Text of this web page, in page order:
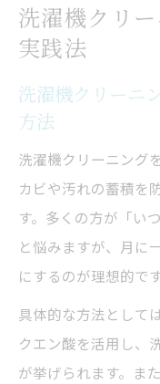
理由
失敗しない
め方
洗濯機ク
説
メンテナ
る理由
洗濯機クリ
仕組み
パック利
減
洗濯機クリ
実践法
洗濯機クリーニ
方法
洗濯機クリーニング
カビや汚れの蓄積を
す。多くの方が「い
と悩みますが、月に
にするのが理想的です
具体的な方法として
クエン酸を活用し、
が挙げられます。ま